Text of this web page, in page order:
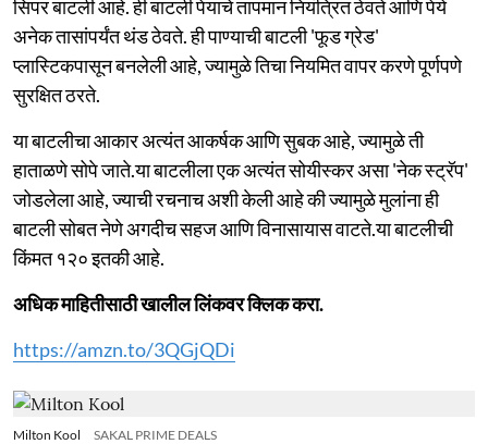
सिपर बाटली आहे. ही बाटली पेयाचे तापमान नियंत्रित ठेवते आणि पेये
अनेक तासांपर्यंत थंड ठेवते. ही पाण्याची बाटली 'फूड ग्रेड'
प्लास्टिकपासून बनलेली आहे, ज्यामुळे तिचा नियमित वापर करणे पूर्णपणे
सुरक्षित ठरते.
या बाटलीचा आकार अत्यंत आकर्षक आणि सुबक आहे, ज्यामुळे ती
हाताळणे सोपे जाते.या बाटलीला एक अत्यंत सोयीस्कर असा 'नेक स्ट्रॅप'
जोडलेला आहे, ज्याची रचनाच अशी केली आहे की ज्यामुळे मुलांना ही
बाटली सोबत नेणे अगदीच सहज आणि विनासायास वाटते.या बाटलीची
किंमत १२० इतकी आहे.
अधिक माहितीसाठी खालील लिंकवर क्लिक करा.
https://amzn.to/3QGjQDi
Milton Kool SAKAL PRIME DEALS